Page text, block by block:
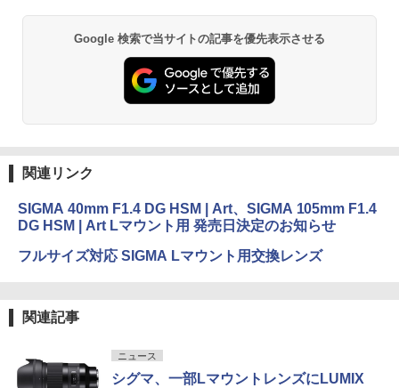
Google 検索で当サイトの記事を優先表示させる
関連リンク
SIGMA 40mm F1.4 DG HSM | Art、SIGMA 105mm F1.4
DG HSM | Art Lマウント用 発売日決定のお知らせ
フルサイズ対応 SIGMA Lマウント用交換レンズ
関連記事
ニュース
シグマ、一部LマウントレンズにLUMIX